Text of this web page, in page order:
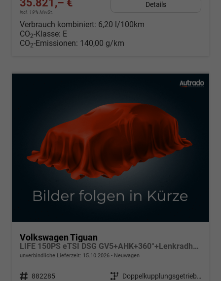
35.821,– €
incl. 19% MwSt.
Details
Verbrauch kombiniert: 6,20 l/100km
CO2-Klasse: E
CO2-Emissionen: 140,00 g/km
Volkswagen Tiguan
LIFE 150PS eTSI DSG GV5+AHK+360°+Lenkradheiz+IQ.Drive+ACC+App+eHeck+LED
unverbindliche Lieferzeit: 15.10.2026 Neuwagen
Fahrzeugnr. 882285 Getriebe
Doppelkupplungsgetriebe (DSG)